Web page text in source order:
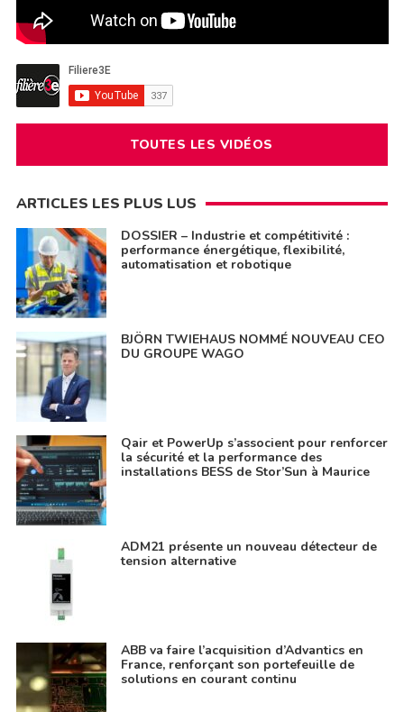
TOUTES LES VIDÉOS
ARTICLES LES PLUS LUS
DOSSIER – Industrie et compétitivité :
performance énergétique, flexibilité,
automatisation et robotique
BJÖRN TWIEHAUS NOMMÉ NOUVEAU CEO
DU GROUPE WAGO
Qair et PowerUp s’associent pour renforcer
la sécurité et la performance des
installations BESS de Stor’Sun à Maurice
ADM21 présente un nouveau détecteur de
tension alternative
ABB va faire l’acquisition d’Advantics en
France, renforçant son portefeuille de
solutions en courant continu